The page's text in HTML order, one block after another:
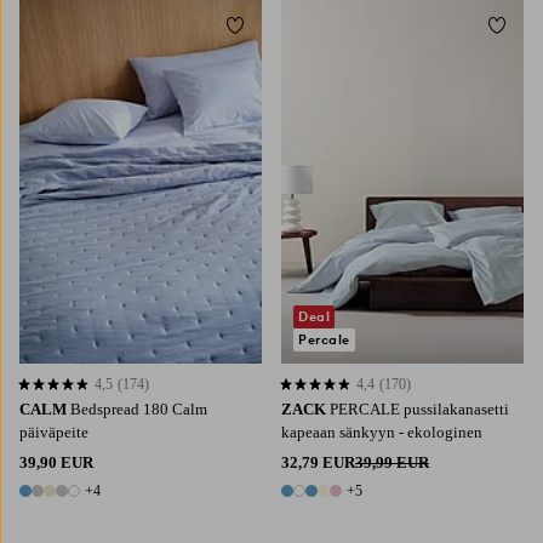
CALM Bedspread 180 Calm
päiväpeite
39,90 EUR
9 värejä
+4
4,5 perustuen 174 arvosanaan
4,5 (174)
Lisää suosikkeihin
ZACK PERCALE pussilakanasetti
kapeaan sänkyyn - ekologinen
32,79 EUR39,99 EUR
10 värejä
+5
4,4 perustuen 170 arvosanaan
4,4 (170)
Deal
Percale
Lisää